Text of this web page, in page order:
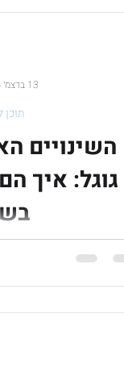
השינויים
תוכן
13 בדצמ׳ 2024